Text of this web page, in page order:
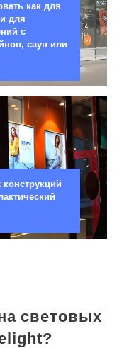
как для
для
с
саун или
световых